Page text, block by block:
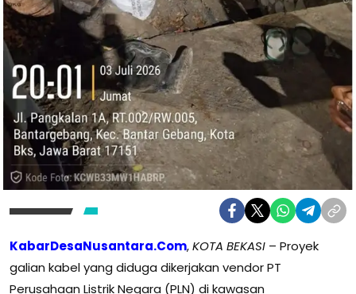
KabarDesaNusantara.Com,KOTA BEKASI – Proyek
galian kabel yang diduga dikerjakan vendor PT
Perusahaan Listrik Negara (PLN) di kawasan